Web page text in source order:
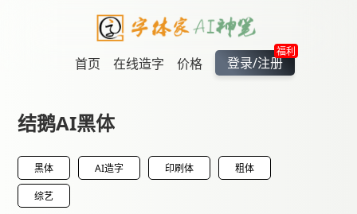
首页 在线造字 价格
福利
登录/注册
结鹅AI黑体
黑体 AI造字 印刷体 粗体
综艺